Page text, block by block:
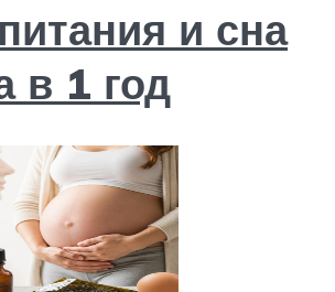
и сна
в 1 год